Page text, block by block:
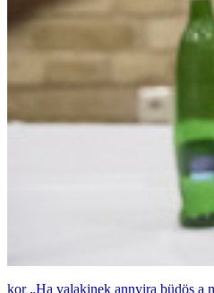
„Ha valakinek annyira büdös a